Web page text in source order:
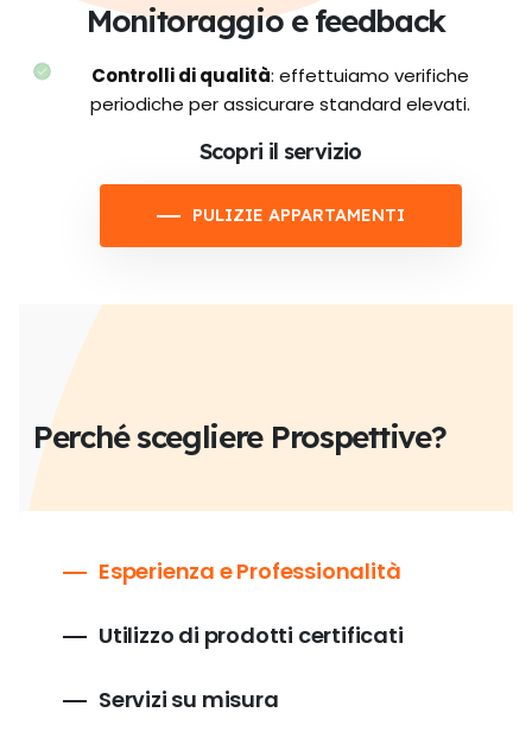
Monitoraggio e feedback
Controlli di qualità: effettuiamo verifiche
periodiche per assicurare standard elevati.
Scopri il servizio
PULIZIE APPARTAMENTI
Perché scegliere Prospettive?
Esperienza e Professionalità
Utilizzo di prodotti certificati
Servizi su misura